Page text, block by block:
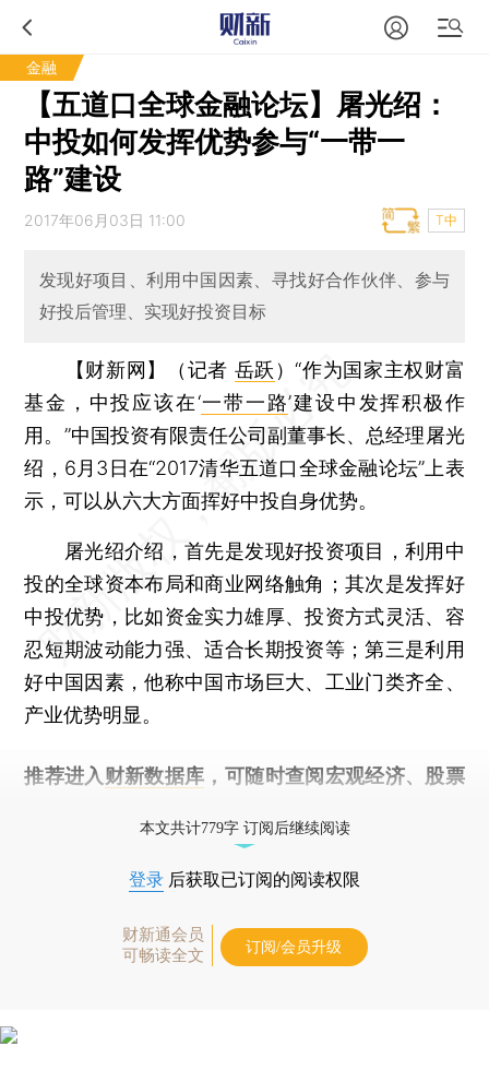
金融
【五道口全球金融论坛】屠光绍：
中投如何发挥优势参与“一带一
路”建设
2017年06月03日 11:00 T中
发现好项目、利用中国因素、寻找好合作伙伴、参与
好投后管理、实现好投资目标
【财新网】（记者 岳跃 ）“作为国家主权财富
基金，中投应该在‘一带一路’建设中发挥积极作
用。”中国投资有限责任公司副董事长、总经理屠光
绍，6月3日在“2017清华五道口全球金融论坛”上表
示，可以从六大方面挥好中投自身优势。
屠光绍介绍，首先是发现好投资项目，利用中
投的全球资本布局和商业网络触角；其次是发挥好
中投优势，比如资金实力雄厚、投资方式灵活、容
忍短期波动能力强、适合长期投资等；第三是利用
好中国因素，他称中国市场巨大、工业门类齐全、
产业优势明显。
推荐进入 财新数据库 ，可随时查阅宏观经济、股票
本文共计779字 订阅后继续阅读
登录 后获取已订阅的阅读权限
财新通会员
可畅读全文
订阅/会员升级